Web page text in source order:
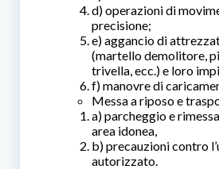
d) operazioni di
precisione;
e) aggancio di
(martello demolitore,
trivella, ecc.) e loro
f) manovre di
Messa a riposo e
a) parcheggio e
area idonea,
b) precauzioni contro
autorizzato.